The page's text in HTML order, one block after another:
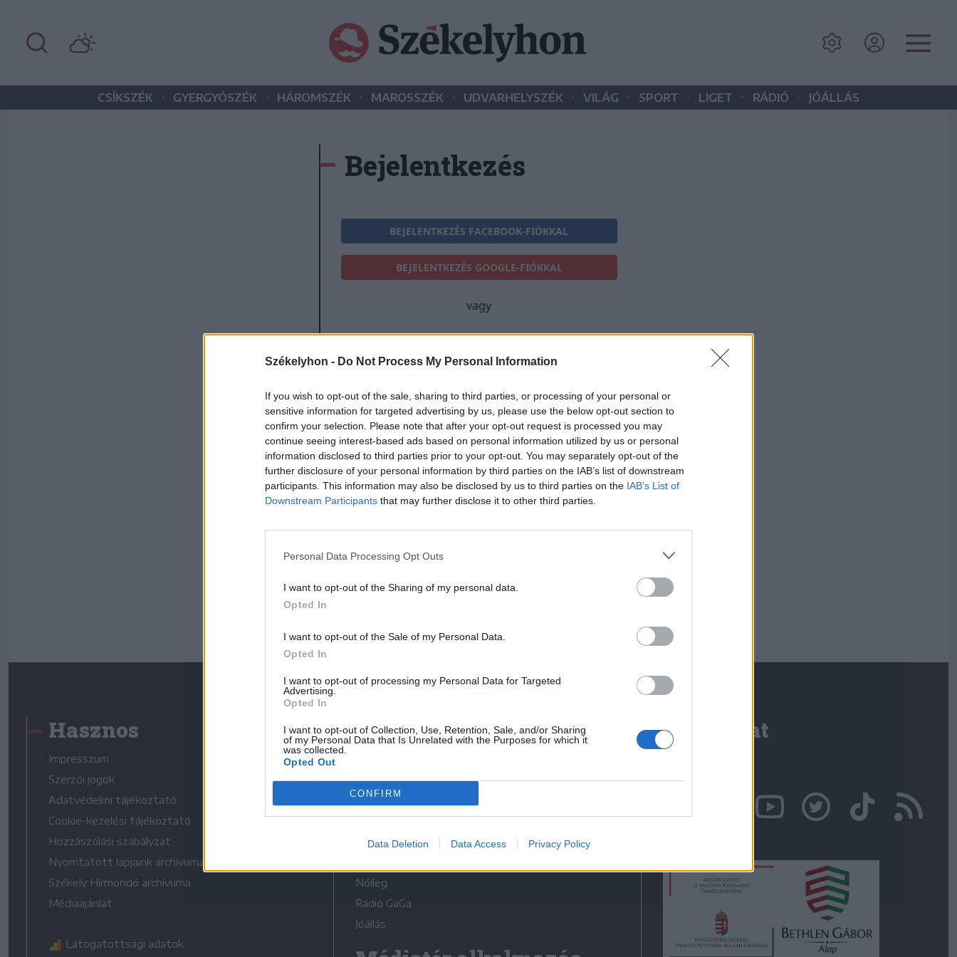
Székelyhon - Do Not Process My Personal Information
If you wish to opt-out of the sale, sharing to third parties, or processing of your personal or
sensitive information for targeted advertising by us, please use the below opt-out section to
confirm your selection. Please note that after your opt-out request is processed you may
continue seeing interest-based ads based on personal information utilized by us or personal
information disclosed to third parties prior to your opt-out. You may separately opt-out of the
further disclosure of your personal information by third parties on the IAB’s list of downstream
participants. This information may also be disclosed by us to third parties on the IAB’s List of
Downstream Participants that may further disclose it to other third parties.
Personal Data Processing Opt Outs
I want to opt-out of the Sharing of my personal data.
Opted In
I want to opt-out of the Sale of my Personal Data.
Opted In
I want to opt-out of processing my Personal Data for Targeted
Advertising.
Opted In
I want to opt-out of Collection, Use, Retention, Sale, and/or Sharing
of my Personal Data that Is Unrelated with the Purposes for which it
was collected.
Opted Out
CONFIRM
Data Deletion Data Access Privacy Policy
CSÍKSZÉK • GYERGYÓSZÉK • HÁROMSZÉK • MAROSSZÉK • UDVARHELYSZÉK • VILÁG • SPORT • LIGET • RÁDIÓ • JÓÁLLÁS
Bejelentkezés
BEJELENTKEZÉS FACEBOOK-FIÓKKAL
BEJELENTKEZÉS GOOGLE-FIÓKKAL
vagy
E-mail-cím
Jelszó
Elfelejtette a jelszavát?
BEJELENTKEZÉS
Hasznos
Impresszum
Szerzői jogok
Adatvédelmi tájékoztató
Cookie-kezelési tájékoztató
Hozzászólási szabályzat
Nyomtatott lapjaink archívuma
Székely Hírmondó archívuma
Médiaajánlat
Látogatottsági adatok
Médiatér
Liget
Krónika
Bihari Napló
Erdélyi Napló
Nőileg
Rádió GaGa
Jóállás
Kapcsolat